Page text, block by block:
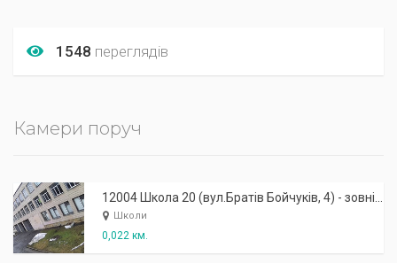
1548 переглядів
Камери поруч
Школи
0,022 км.